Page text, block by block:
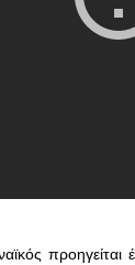
προηγείται